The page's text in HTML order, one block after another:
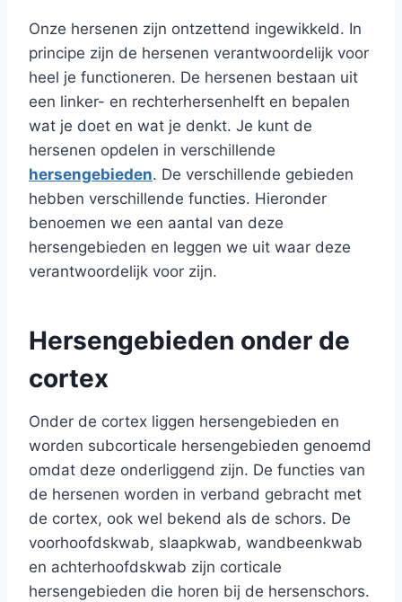
Onze hersenen zijn ontzettend ingewikkeld. In
principe zijn de hersenen verantwoordelijk voor
heel je functioneren. De hersenen bestaan uit
een linker- en rechterhersenhelft en bepalen
wat je doet en wat je denkt. Je kunt de
hersenen opdelen in verschillende
hersengebieden. De verschillende gebieden
hebben verschillende functies. Hieronder
benoemen we een aantal van deze
hersengebieden en leggen we uit waar deze
verantwoordelijk voor zijn.
Hersengebieden onder de
cortex
Onder de cortex liggen hersengebieden en
worden subcorticale hersengebieden genoemd
omdat deze onderliggend zijn. De functies van
de hersenen worden in verband gebracht met
de cortex, ook wel bekend als de schors. De
voorhoofdskwab, slaapkwab, wandbeenkwab
en achterhoofdskwab zijn corticale
hersengebieden die horen bij de hersenschors.